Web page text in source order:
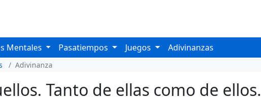
Mentales Pasatiempos Juegos Adivinanzas
Adivinanza
Tanto de ellas como de ellos.